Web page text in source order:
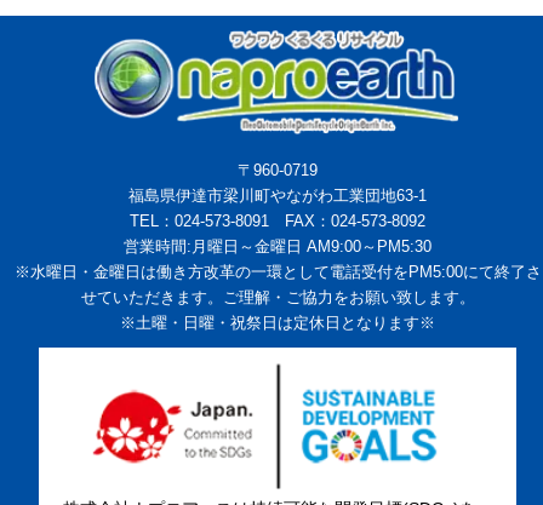
〒960-0719
福島県伊達市梁川町やながわ工業団地63-1
TEL：024-573-8091 FAX：024-573-8092
営業時間:月曜日～金曜日 AM9:00～PM5:30
※水曜日・金曜日は働き方改革の一環として電話受付をPM5:00にて終了さ
せていただきます。ご理解・ご協力をお願い致します。
※土曜・日曜・祝祭日は定休日となります※